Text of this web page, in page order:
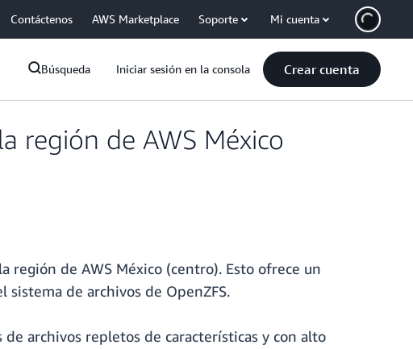
Contáctenos AWS Marketplace Soporte Mi cuenta
Búsqueda Iniciar sesión en la consola Crear cuenta
región de AWS México
región de AWS México (centro). Esto ofrece un
de archivos de OpenZFS.
archivos repletos de características y con alto